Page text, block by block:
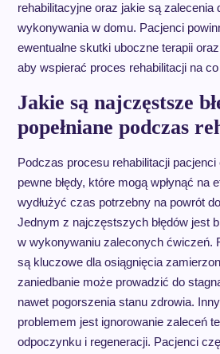
rehabilitacyjne oraz jakie są
wykonywania w domu. Pacjenci
ewentualne skutki uboczne terapii
aby wspierać proces rehabilitacji na
Jakie są najczęstsze
popełniane podczas
Podczas procesu rehabilitacji pacjenci
pewne błędy, które mogą wpłynąć na
wydłużyć czas potrzebny na powrót
Jednym z najczęstszych błędów jest
w wykonywaniu zaleconych ćwiczeń.
są kluczowe dla osiągnięcia
zaniedbanie może prowadzić do
nawet pogorszenia stanu zdrowia.
problemem jest ignorowanie zaleceń
odpoczynku i regeneracji. Pacjenci